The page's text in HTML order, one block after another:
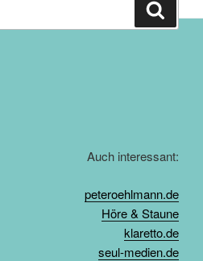
Auch interessant:
peteroehlmann.de
Höre & Staune
klaretto.de
seul-medien.de